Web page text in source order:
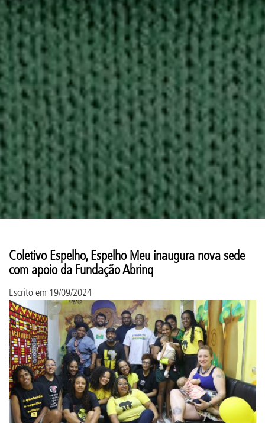
Coletivo Espelho, Espelho Meu inaugura nova sede
com apoio da Fundação Abrinq
Escrito em 19/09/2024